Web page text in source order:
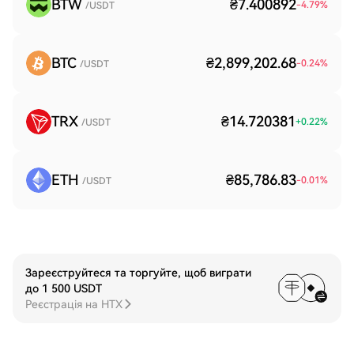
BTW /USDT ₴7.400892-4.79%
BTC /USDT ₴2,899,202.68-0.24%
TRX /USDT ₴14.720381 +0.22%
ETH /USDT ₴85,786.83-0.01%
Зареєструйтеся та торгуйте, щоб виграти
до 1 500 USDT
Реєстрація на HTX